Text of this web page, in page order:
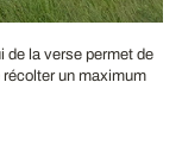
de la verse permet de
récolter un maximum